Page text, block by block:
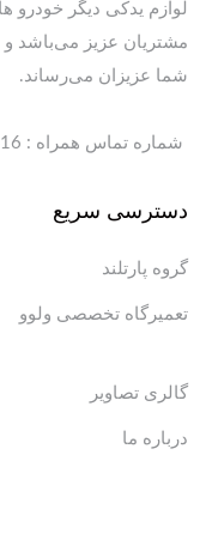
لوازم یدکی دیگر
مشتریان عزیز می‌باشد
شما عزیزان می‌رساند.
شماره تماس همراه : 09198249416 - 09126361710
دسترسی سریع
گروه پارتلند
تعمیرگاه تخصصی ولوو
گالری تصاویر
درباره ما